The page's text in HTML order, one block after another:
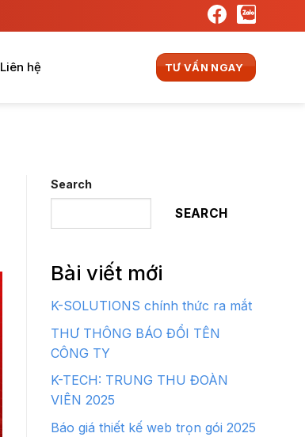
Liên hệ TƯ VẤN NGAY
Search
SEARCH
Bài viết mới
K-SOLUTIONS chính thức ra mắt
THƯ THÔNG BÁO ĐỔI TÊN
CÔNG TY
K-TECH: TRUNG THU ĐOÀN
VIÊN 2025
Báo giá thiết kế web trọn gói 2025